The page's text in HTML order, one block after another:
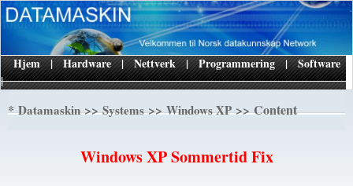
|
Hjem | Hardware | Nettverk | Programmering | Software
*Datamaskin>>Systems>>Windows XP>> Content
Windows XP Sommertid Fix